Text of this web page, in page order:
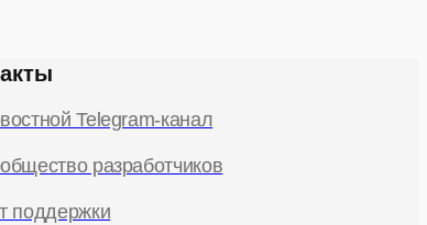
Telegram-канал
разработчиков
поддержки